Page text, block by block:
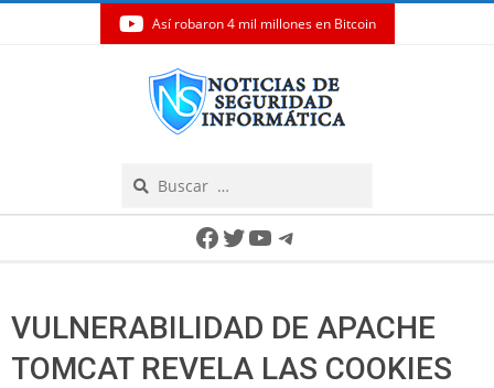
Así robaron 4 mil millones en Bitcoin
Facebook
Twitter
YouTube
Telegram
VULNERABILIDAD DE APACHE
TOMCAT REVELA LAS COOKIES